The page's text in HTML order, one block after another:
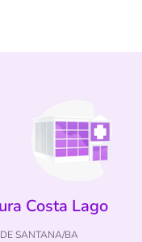
Costa Lago
SANTANA/BA